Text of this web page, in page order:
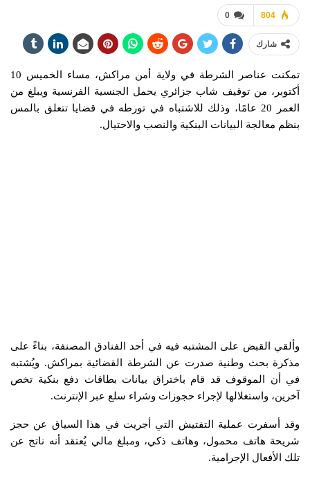
0 804
شارك
تمكنت عناصر الشرطة في ولاية أمن مراكش، مساء الخميس 10
أكتوبر، من توقيف شاب جزائري يحمل الجنسية الفرنسية ويبلغ من
العمر 20 عامًا، وذلك للاشتباه في تورطه في قضايا تتعلق بالمس
بنظم معالجة البيانات البنكية والنصب والاحتيال.
وألقي القبض على المشتبه فيه في أحد الفنادق المصنفة، بناءً على
مذكرة بحث وطنية صدرت عن الشرطة القضائية بمراكش. ويُشتبه
في أن الموقوف قد قام باختراق بيانات بطاقات دفع بنكية تخص
آخرين، واستغلالها لإجراء حجوزات وشراء سلع عبر الإنترنت.
وقد أسفرت عملية التفتيش التي أجريت في هذا السياق عن حجز
شريحة هاتف محمول، وهاتف ذكي، ومبلغ مالي يُعتقد أنه ناتج عن
تلك الأفعال الإجرامية.